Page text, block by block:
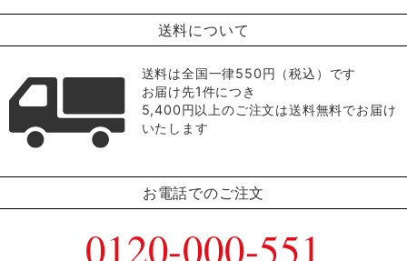
送料について
送料は全国一律550円（税込）です
お届け先1件につき
5,400円以上のご注文は送料無料でお届け
いたします
お電話でのご注文
0120-000-551